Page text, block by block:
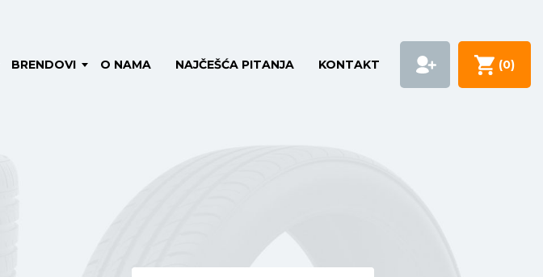
BRENDOVI O NAMA NAJČEŠĆA PITANJA KONTAKT (0)